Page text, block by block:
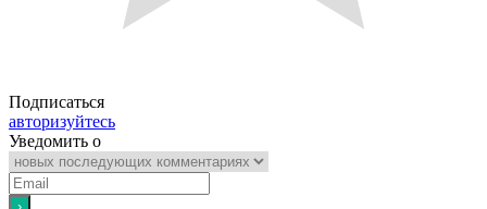
Подписаться
авторизуйтесь
Уведомить о